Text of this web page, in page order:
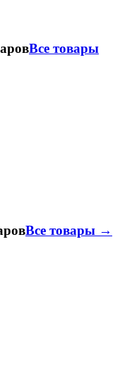
Все товары
Все товары →